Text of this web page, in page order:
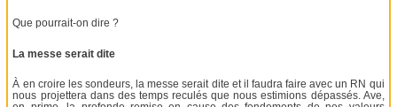
Que pourrait-on dire ?
La messe serait dite
À en croire les sondeurs, la messe serait dite et il faudra faire avec un RN qui
nous projettera dans des temps reculés que nous estimions dépassés. Ave,